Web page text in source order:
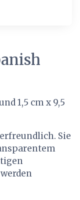
1,5 cm x 9,5
Sie